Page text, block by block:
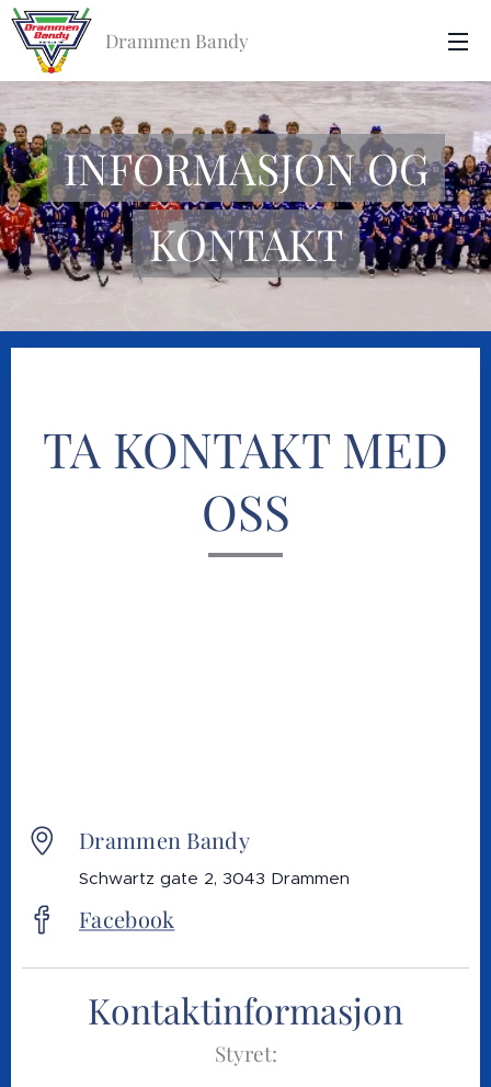
Drammen Bandy
INFORMASJON OG
KONTAKT
TA KONTAKT MED
OSS
Drammen Bandy
Schwartz gate 2, 3043 Drammen
Facebook
Kontaktinformasjon
Styret: